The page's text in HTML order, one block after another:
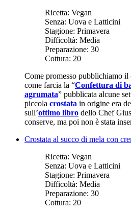
Ricetta: Vegan
Senza: Uova e Latticini
Stagione: Primavera
Difficoltà: Media
Preparazione: 30
Cottura: 20
Come promesso pubblichiamo
come farcia la “Confettura di
agrumata” pubblicata alcune
piccola crostata in origine era
sull’ottimo libro dello Chef
conserve, ma poi non è stata
Crostata al succo di mela con
Ricetta: Vegan
Senza: Uova e Latticini
Stagione: Primavera
Difficoltà: Media
Preparazione: 30
Cottura: 20